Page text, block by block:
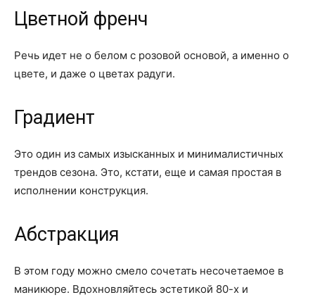
Цветной френч
Речь идет не о белом с розовой основой, а именно о
цвете, и даже о цветах радуги.
Градиент
Это один из самых изысканных и минималистичных
трендов сезона. Это, кстати, еще и самая простая в
исполнении конструкция.
Абстракция
В этом году можно смело сочетать несочетаемое в
маникюре. Вдохновляйтесь эстетикой 80-х и